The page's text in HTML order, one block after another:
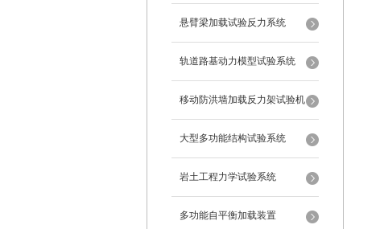
座
悬臂梁加载试验反力系统
轨道路基动力模型试验系统
移动防洪墙加载反力架试验机
大型多功能结构试验系统
岩土工程力学试验系统
多功能自平衡加载装置